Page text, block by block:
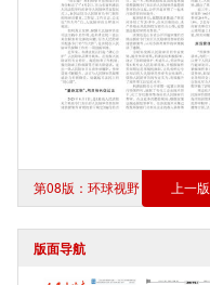
第08版：环球视野 上一版
版面导航